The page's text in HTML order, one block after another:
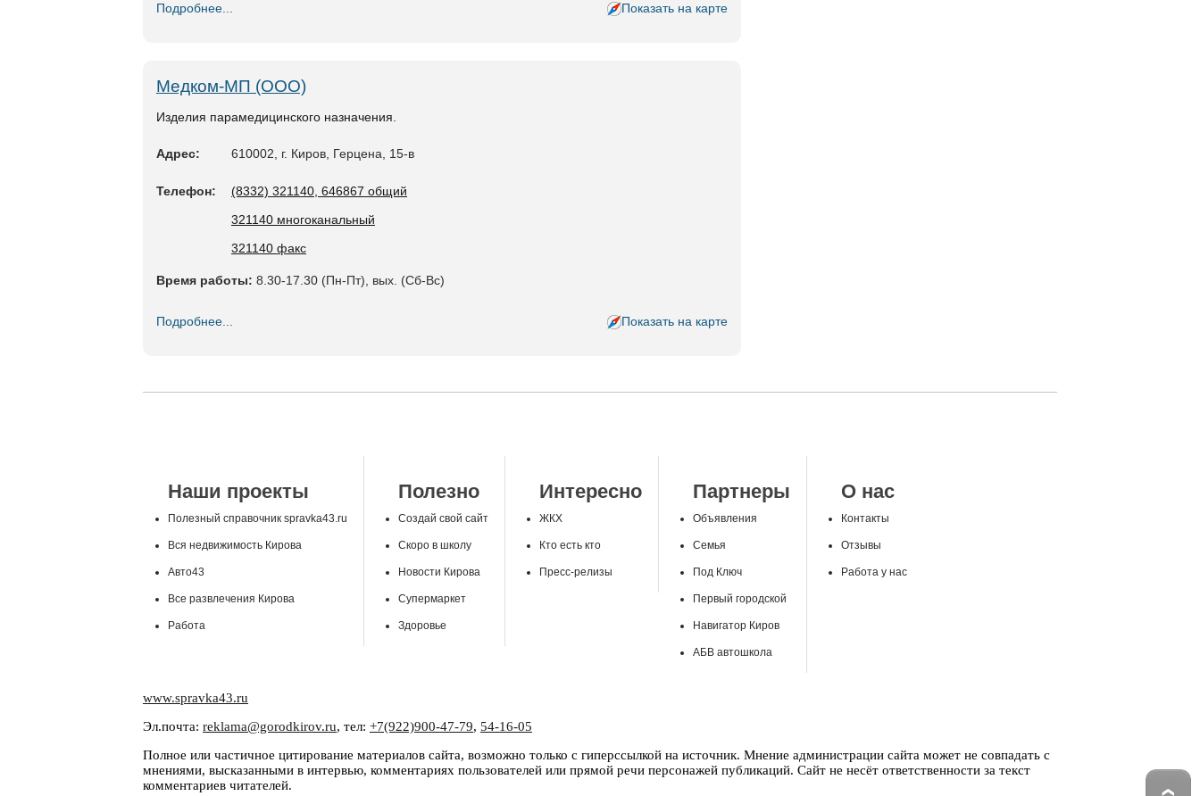
Подробнее... Показать на карте
Медком-МП (ООО)
Изделия парамедицинского назначения.
Адрес: 610002, г. Киров, Герцена, 15-в
Телефон:
(8332) 321140, 646867 общий
321140 многоканальный
321140 факс
Время работы: 8.30-17.30 (Пн-Пт), вых. (Сб-Вс)
Подробнее... Показать на карте
Наши проекты
Полезный справочник spravka43.ru
Вся недвижимость Кирова
Авто43
Все развлечения Кирова
Работа
Полезно
Создай свой сайт
Скоро в школу
Новости Кирова
Супермаркет
Здоровье
Интересно
ЖКХ
Кто есть кто
Пресс-релизы
Партнеры
Объявления
Семья
Под Ключ
Первый городской
Навигатор Киров
АБВ автошкола
О нас
Контакты
Отзывы
Работа у нас
www.spravka43.ru
Эл.почта: reklama@gorodkirov.ru, тел: +7(922)900-47-79, 54-16-05
Полное или частичное цитирование материалов сайта, возможно только с гиперссылкой на источник. Мнение администрации сайта может не совпадать с
мнениями, высказанными в интервью, комментариях пользователей или прямой речи персонажей публикаций. Сайт не несёт ответственности за текст
комментариев читателей.